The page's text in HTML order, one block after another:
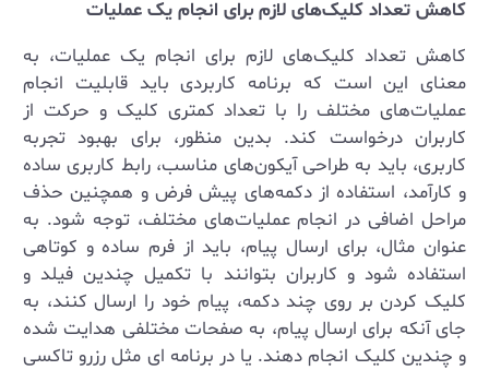
کاهش تعداد کلیک‌های لازم برای انجام یک عملیات
کاهش تعداد کلیک‌های لازم برای انجام یک عملیات، به
معنای این است که برنامه کاربردی باید قابلیت انجام
عملیات‌های مختلف را با تعداد کمتری کلیک و حرکت از
کاربران درخواست کند. بدین منظور، برای بهبود تجربه
کاربری، باید به طراحی آیکون‌های مناسب، رابط کاربری ساده
و کارآمد، استفاده از دکمه‌های پیش فرض و همچنین حذف
مراحل اضافی در انجام عملیات‌های مختلف، توجه شود. به
عنوان مثال، برای ارسال پیام، باید از فرم ساده و کوتاهی
استفاده شود و کاربران بتوانند با تکمیل چندین فیلد و
کلیک کردن بر روی چند دکمه، پیام خود را ارسال کنند، به
جای آنکه برای ارسال پیام، به صفحات مختلفی هدایت شده
و چندین کلیک انجام دهند. یا در برنامه ای مثل رزرو تاکسی